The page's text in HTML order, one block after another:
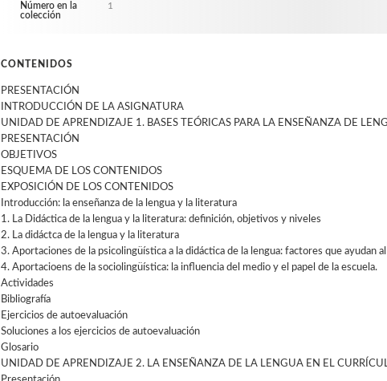
Número en la
colección
1
CONTENIDOS
PRESENTACIÓN
INTRODUCCIÓN DE LA ASIGNATURA
UNIDAD DE APRENDIZAJE 1. BASES TEÓRICAS PARA LA ENSEÑANZA DE
PRESENTACIÓN
OBJETIVOS
ESQUEMA DE LOS CONTENIDOS
EXPOSICIÓN DE LOS CONTENIDOS
Introducción: la enseñanza de la lengua y la literatura
1. La Didáctica de la lengua y la literatura: definición, objetivos y niveles
2. La didáctca de la lengua y la literatura
3. Aportaciones de la psicolingüística a la didáctica de la lengua: factores que ayudan
4. Aportacioens de la sociolingüística: la influencia del medio y el papel de la escuela.
Actividades
Bibliografía
Ejercicios de autoevaluación
Soluciones a los ejercicios de autoevaluación
Glosario
UNIDAD DE APRENDIZAJE 2. LA ENSEÑANZA DE LA LENGUA EN EL